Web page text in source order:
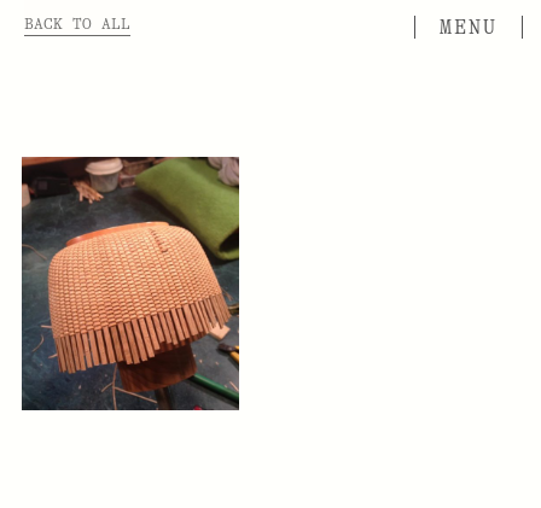
BACK TO ALL